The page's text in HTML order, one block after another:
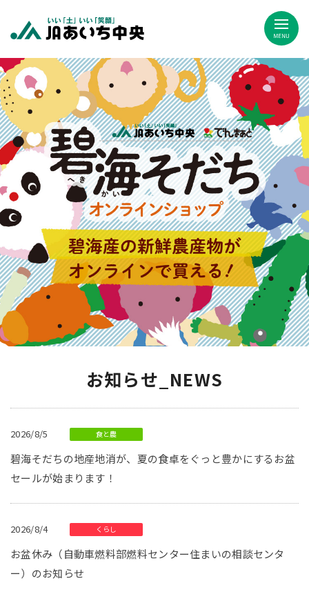
お知らせ_NEWS
2026/8/5 食と農
碧海そだちの地産地消が、夏の食卓をぐっと豊かにするお盆
セールが始まります！
2026/8/4 くらし
お盆休み（自動車燃料部燃料センター住まいの相談センタ
ー）のお知らせ